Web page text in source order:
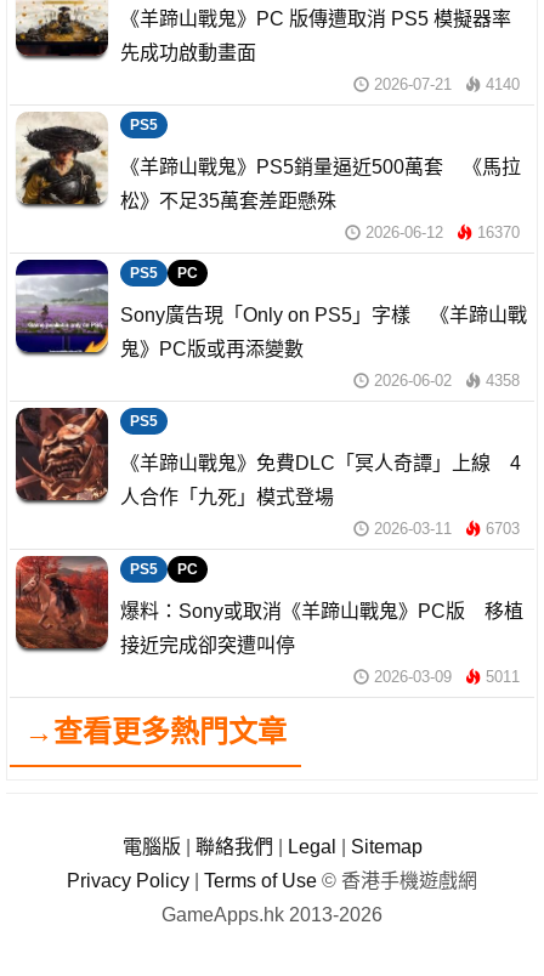
《羊蹄山戰鬼》PC 版傳遭取消 PS5 模擬器率
先成功啟動畫面
2026-07-21 4140
PS5
《羊蹄山戰鬼》PS5銷量逼近500萬套 《馬拉
松》不足35萬套差距懸殊
2026-06-12 16370
PS5 PC
Sony廣告現「Only on PS5」字樣 《羊蹄山戰
鬼》PC版或再添變數
2026-06-02 4358
PS5
《羊蹄山戰鬼》免費DLC「冥人奇譚」上線 4
人合作「九死」模式登場
2026-03-11 6703
PS5 PC
爆料：Sony或取消《羊蹄山戰鬼》PC版 移植
接近完成卻突遭叫停
2026-03-09 5011
→查看更多熱門文章
電腦版 聯絡我們 Legal
Sitemap
Privacy Policy
Terms of Use © 香港手機遊戲網
GameApps.hk 2013-2026